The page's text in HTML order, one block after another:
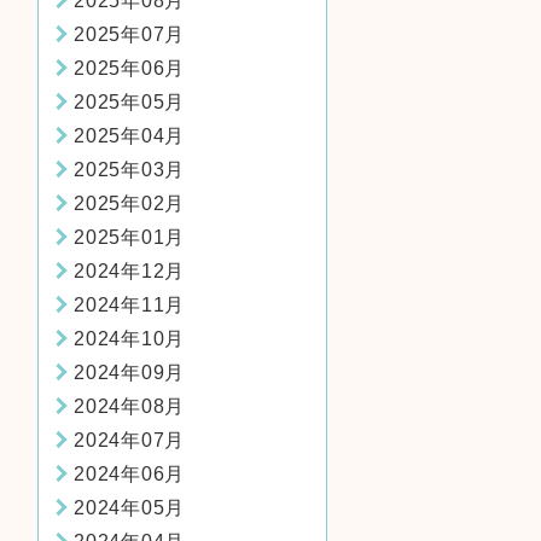
2025年07月
2025年06月
2025年05月
2025年04月
2025年03月
2025年02月
2025年01月
2024年12月
2024年11月
2024年10月
2024年09月
2024年08月
2024年07月
2024年06月
2024年05月